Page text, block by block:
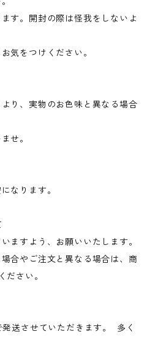
す。開封の際は怪我をしないよ
気をつけください。
り、実物のお色味と異なる場合
せ。
なります。
ますよう、お願いいたします。
合やご注文と異なる場合は、商
ださい。
送させていただきます。 多く